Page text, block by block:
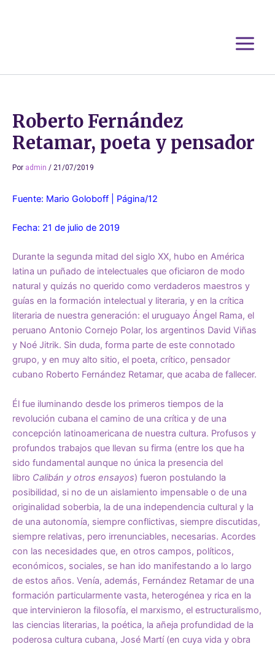
Roberto Fernández
Retamar, poeta y pensador
Por admin / 21/07/2019
Fuente: Mario Goloboff | Página/12
Fecha: 21 de julio de 2019
Durante la segunda mitad del siglo XX, hubo en América
latina un puñado de intelectuales que oficiaron de modo
natural y quizás no querido como verdaderos maestros y
guías en la formación intelectual y literaria, y en la crítica
literaria de nuestra generación: el uruguayo Ángel Rama, el
peruano Antonio Cornejo Polar, los argentinos David Viñas
y Noé Jitrik. Sin duda, forma parte de este connotado
grupo, y en muy alto sitio, el poeta, crítico, pensador
cubano Roberto Fernández Retamar, que acaba de fallecer.
Él fue iluminando desde los primeros tiempos de la
revolución cubana el camino de una crítica y de una
concepción latinoamericana de nuestra cultura. Profusos y
profundos trabajos que llevan su firma (entre los que ha
sido fundamental aunque no única la presencia del
libro Calibán y otros ensayos) fueron postulando la
posibilidad, si no de un aislamiento impensable o de una
originalidad soberbia, la de una independencia cultural y la
de una autonomía, siempre conflictivas, siempre discutidas,
siempre relativas, pero irrenunciables, necesarias. Acordes
con las necesidades que, en otros campos, políticos,
económicos, sociales, se han ido manifestando a lo largo
de estos años. Venía, además, Fernández Retamar de una
formación particularmente vasta, heterogénea y rica en la
que intervinieron la filosofía, el marxismo, el estructuralismo,
las ciencias literarias, la poética, la añeja profundidad de la
poderosa cultura cubana, José Martí (en cuya vida y obra